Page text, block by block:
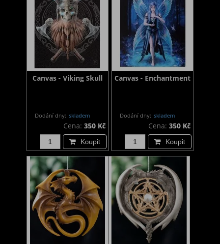
Canvas - Viking Skull
Dodání dny: skladem
Cena: 350 Kč
Koupit
Canvas - Enchantment
Dodání dny: skladem
Cena: 350 Kč
Koupit